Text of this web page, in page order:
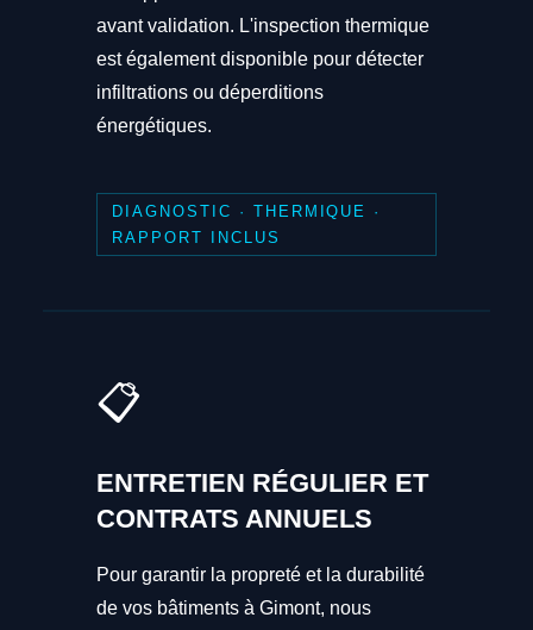
avant validation. L'inspection thermique
est également disponible pour détecter
infiltrations ou déperditions
énergétiques.
DIAGNOSTIC · THERMIQUE ·
RAPPORT INCLUS
📋
ENTRETIEN RÉGULIER ET
CONTRATS ANNUELS
Pour garantir la propreté et la durabilité
de vos bâtiments à Gimont, nous